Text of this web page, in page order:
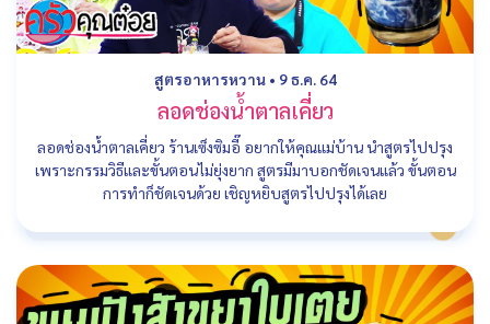
สูตรอาหารหวาน• 9 ธ.ค. 64
ลอดช่องน้ำตาลเคี่ยว
ลอดช่องน้ำตาลเคี่ยว ร้านเซ็งซิมอี๊ อยากให้คุณแม่บ้าน นำสูตรไปปรุง
เพราะกรรมวิธีและขั้นตอนไม่ยุ่งยาก สูตรมีมาบอกชัดเจนแล้ว ขั้นตอน
การทำก็ชัดเจนด้วย เชิญหยิบสูตรไปปรุงได้เลย